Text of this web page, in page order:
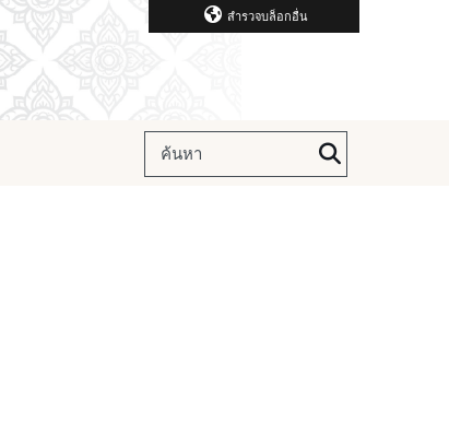
สำรวจบล็อกอื่น